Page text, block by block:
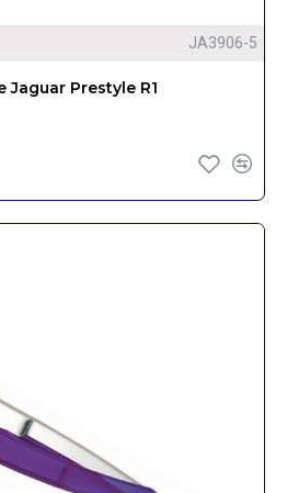
JA3906-5
Prestyle R1